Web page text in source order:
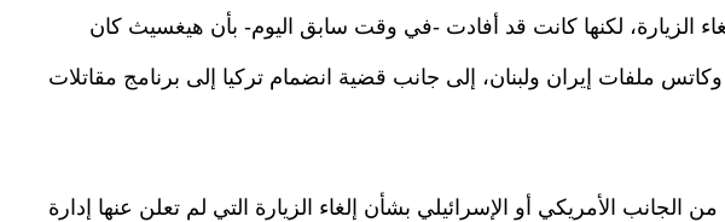
الزيارة، لكنها كانت قد أفادت -في وقت سابق اليوم- بأن هيغسيث كان
ملفات إيران ولبنان، إلى جانب قضية انضمام تركيا إلى برنامج مقاتلات
الجانب الأمريكي أو الإسرائيلي بشأن إلغاء الزيارة التي لم تعلن عنها إدارة